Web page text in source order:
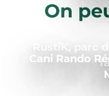
On
RustiK, parc
Cani Rando